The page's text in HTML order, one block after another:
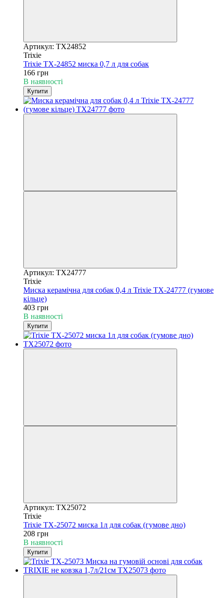
Артикул: TX24852
Trixie
Trixie TX-24852 миска 0,7 л для собак
166 грн
В наявності
Купити
Артикул: TX24777
Trixie
Миска керамічна для собак 0,4 л Trixie TX-24777 (гумове
кільце)
403 грн
В наявності
Купити
Артикул: TX25072
Trixie
Trixie TX-25072 миска 1л для собак (гумове дно)
208 грн
В наявності
Купити